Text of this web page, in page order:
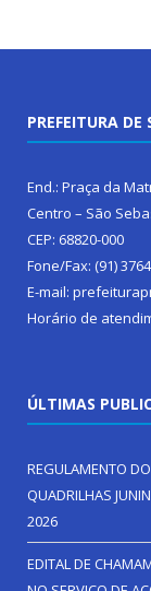
PREFEITURA
End.: Praça da
Centro – São
CEP: 68820-000
Fone/Fax: (91)
E-mail:
Horário de
ÚLTIMAS
REGULAMENTO
QUADRILHAS
2026
EDITAL DE